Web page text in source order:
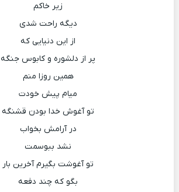
زیر خاکم
دیگه راحت شدی
از این دنیایی که
پر از دلشوره و کابوس جنگه
همین روزا منم
میام پیش خودت
تو آغوش خدا بودن قشنگه
در آرامش بخواب
نشد ببوسمت
تو آغوشت بگیرم آخرین بار
بگو‌ که چند دفعه